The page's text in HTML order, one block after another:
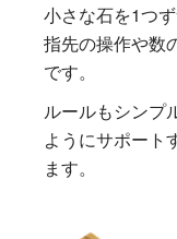
小さな石を1つ
指先の操作や数
です。
ルールもシンプ
ようにサポート
ます。